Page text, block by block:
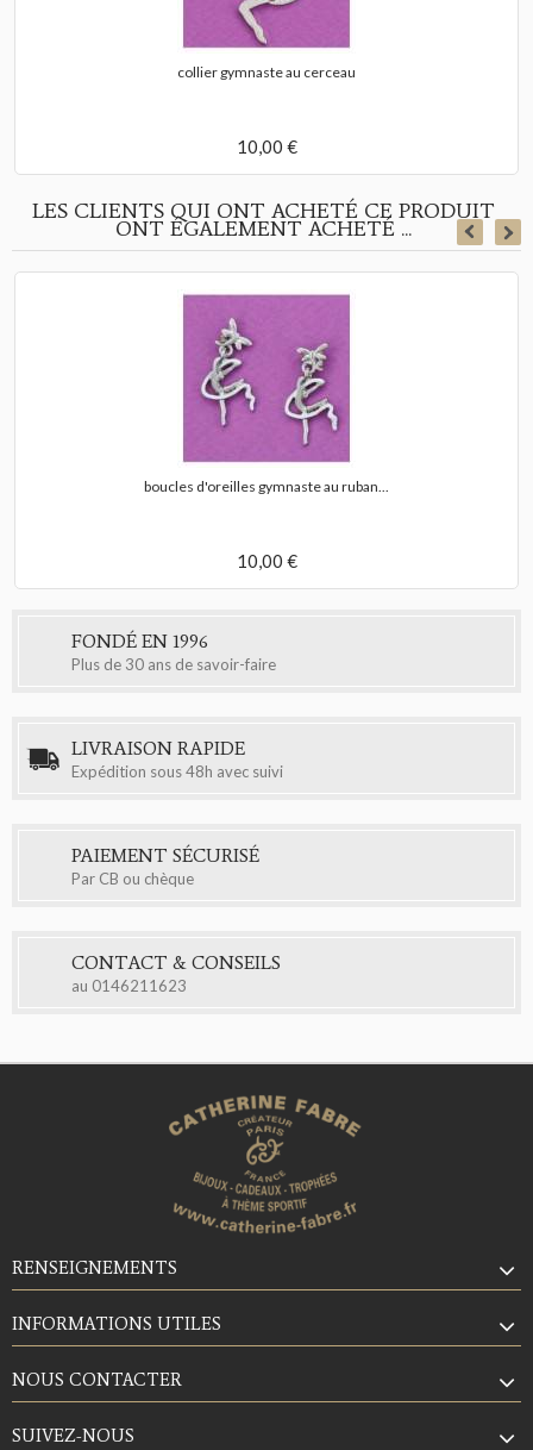
collier gymnaste au cerceau
10,00 €
LES CLIENTS QUI ONT ACHETÉ CE PRODUIT
ONT ÉGALEMENT ACHETÉ ...
boucles d'oreilles gymnaste au ruban...
10,00 €
FONDÉ EN 1996
Plus de 30 ans de savoir-faire
LIVRAISON RAPIDE
Expédition sous 48h avec suivi
PAIEMENT SÉCURISÉ
Par CB ou chèque
CONTACT & CONSEILS
au 0146211623
RENSEIGNEMENTS
INFORMATIONS UTILES
NOUS CONTACTER
SUIVEZ-NOUS